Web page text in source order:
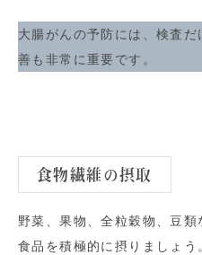
大腸がんの予防には、検査
善も非常に重要です。
食物繊維の摂取
野菜、果物、全粒穀物、豆
食品を積極的に摂りましょう